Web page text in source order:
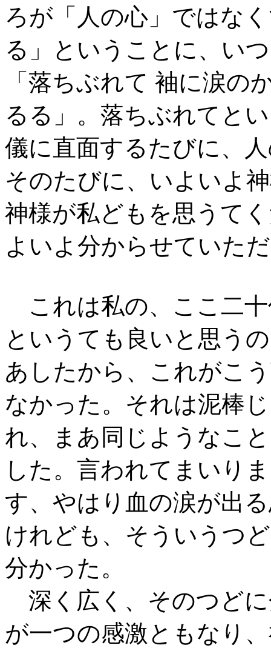
ろが「人の心」ではな
る」ということに、い
「落ちぶれて 袖に涙の
るる」。落ちぶれてと
儀に直面するたびに、
そのたびに、いよいよ
神様が私どもを思うて
よいよ分からせていた
これは私の、ここ二
というても良いと思う
あしたから、これがこ
なかった。それは泥棒
れ、まあ同じようなこ
した。言われてまいり
す、やはり血の涙が出
けれども、そういうつ
分かった。
深く広く、そのつど
が一つの感激ともなり